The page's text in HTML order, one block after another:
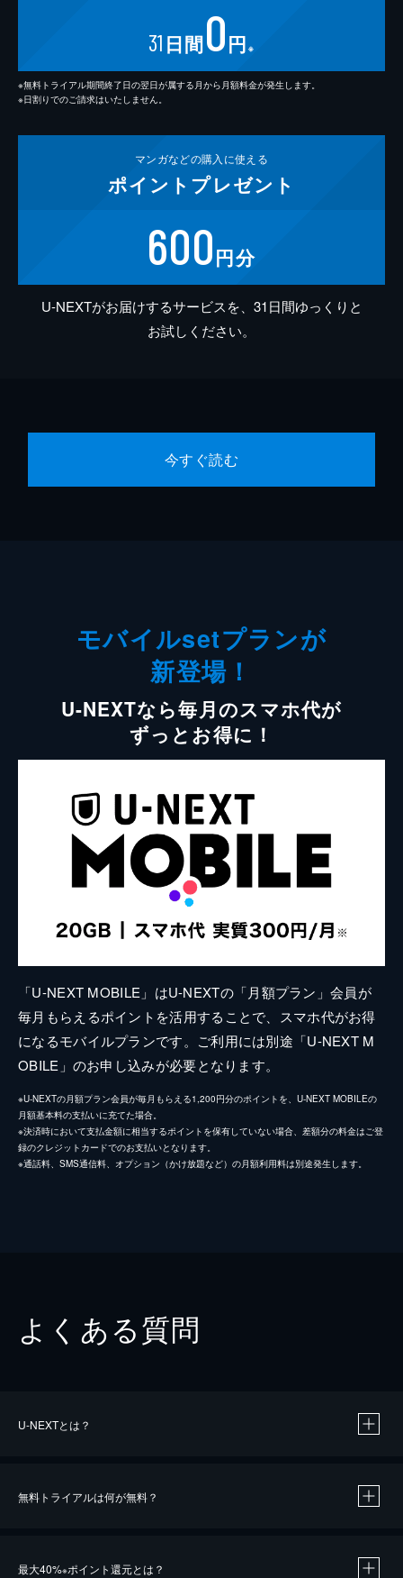
31 日間0円 ※
※無料トライアル期間終了日の翌日が属する月から月額料金が発生します。
※日割りでのご請求はいたしません。
マンガなどの購入に使える
ポイント プレゼント
600円分
U-NEXTがお届けするサービスを、31日間ゆっくりと
お試しください。
今すぐ読む
モバイルsetプランが
新登場！
U-NEXTなら毎月のスマホ代が
ずっとお得に！
「U-NEXT MOBILE」はU-NEXTの「月額プラン」会員が
毎月もらえるポイントを活用することで、スマホ代がお得
になるモバイルプランです。ご利用には別途「U-NEXT M
OBILE」のお申し込みが必要となります。
※U-NEXTの月額プラン会員が毎月もらえる1,200円分のポイントを、U-NEXT MOBILEの
月額基本料の支払いに充てた場合。
※決済時において支払金額に相当するポイントを保有していない場合、差額分の料金はご登
録のクレジットカードでのお支払いとなります。
※通話料、SMS通信料、オプション（かけ放題など）の月額利用料は別途発生します。
よくある質問
U-NEXTとは？
無料トライアルは何が無料？
最大40%※ポイント還元とは？